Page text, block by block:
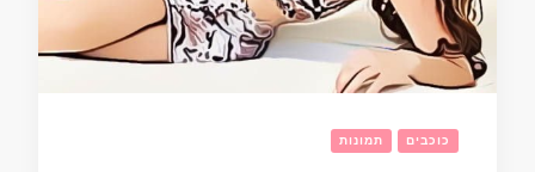
כוכבים תמונות